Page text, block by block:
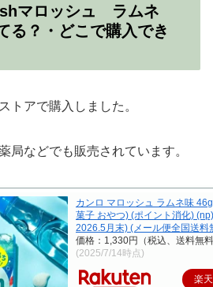
マロッシュ ラムネ
？・どこで購入でき
トアで購入しました。
局などでも販売されています。
カンロ マロッシュ ラムネ味
菓子 おやつ) (ポイント消化)
2026.5月末) (メール便全国送料
価格：1,330円（税込、送料無
(2025/7/14時点)
楽